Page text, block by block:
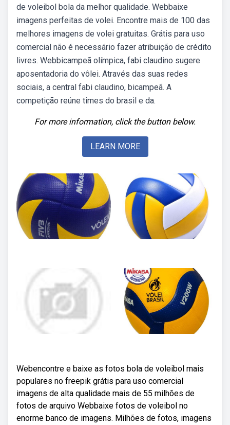
de voleibol bola da melhor qualidade. Webbaixe
imagens perfeitas de volei. Encontre mais de 100 das
melhores imagens de volei gratuitas. Grátis para uso
comercial não é necessário fazer atribuição de crédito
livres. Webbicampeã olímpica, fabi claudino sugere
aposentadoria do vôlei. Através das suas redes
sociais, a central fabi claudino, bicampeã. A
competição reúne times do brasil e da.
For more information, click the button below.
LEARN MORE
Webencontre e baixe as fotos bola de voleibol mais
populares no freepik grátis para uso comercial
imagens de alta qualidade mais de 55 milhões de
fotos de arquivo Webbaixe fotos de voleibol no
enorme banco de imagens. Milhões de fotos, imagens